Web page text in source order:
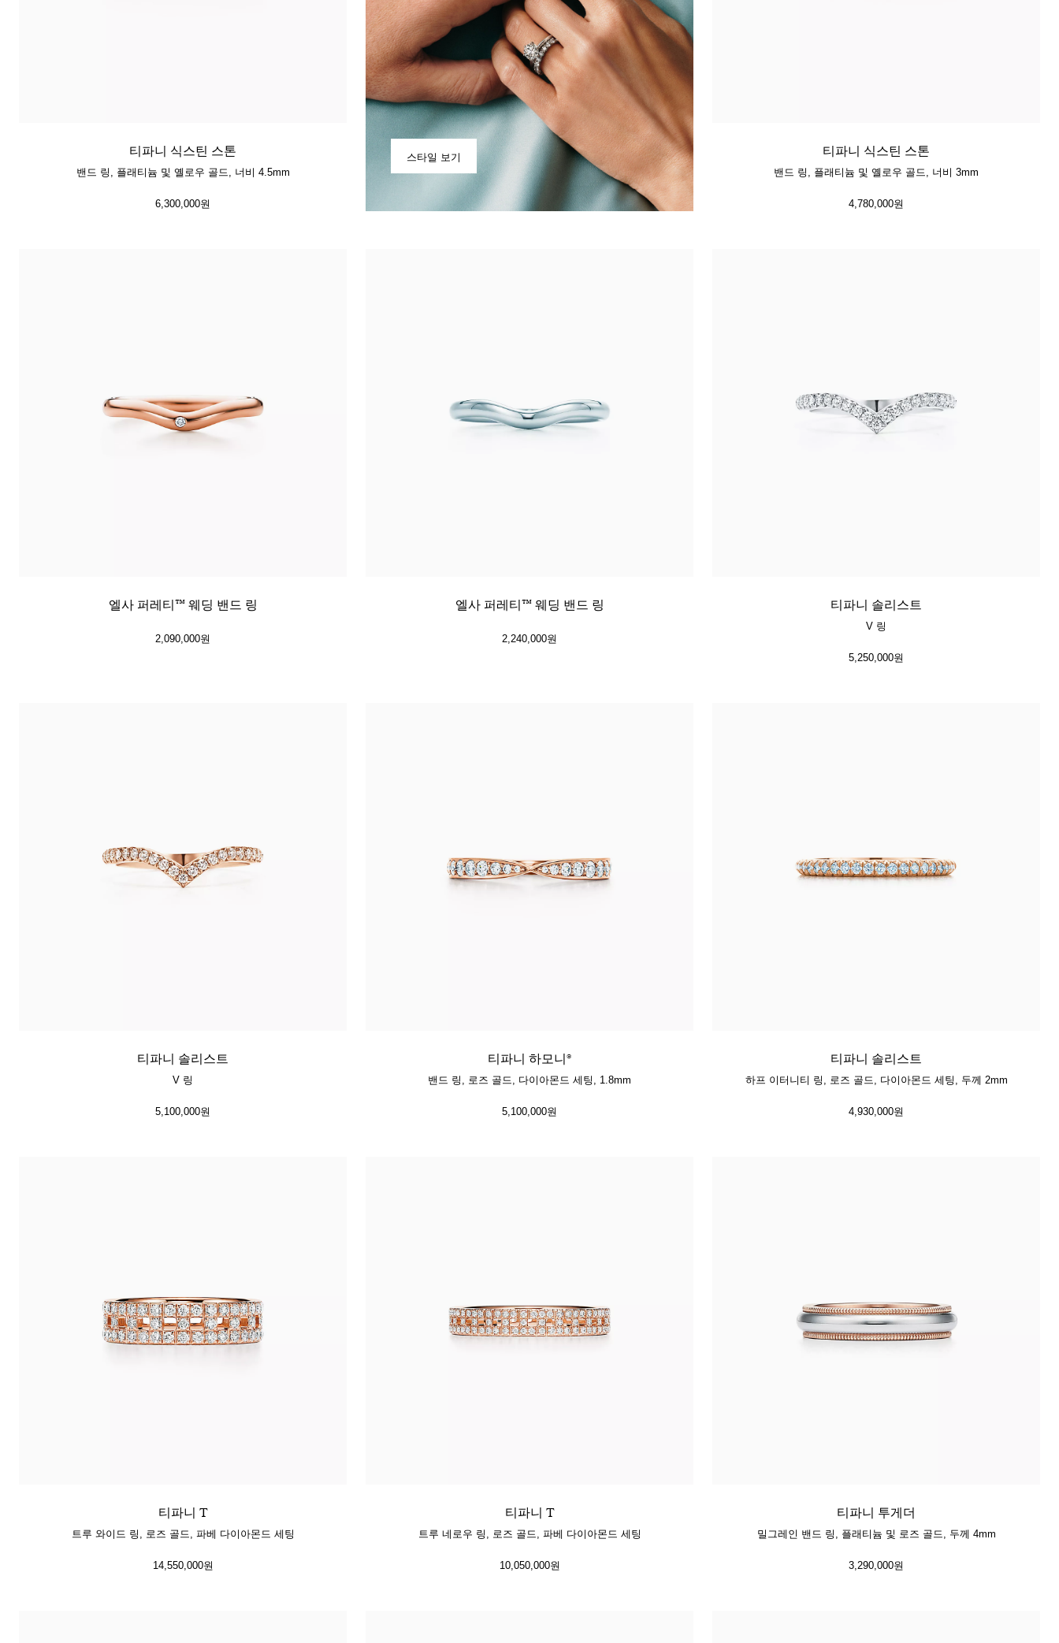
티파니 식스틴 스톤
밴드 링, 플래티늄 및 옐로우 골드, 너비 4.5mm
6,300,000원
스타일 보기 티파니 식스틴 스톤
밴드 링, 플래티늄 및 옐로우 골드, 너비 3mm
4,780,000원
엘사 퍼레티™ 웨딩 밴드 링
2,090,000원
엘사 퍼레티™ 웨딩 밴드 링
2,240,000원
티파니 솔리스트
V 링
5,250,000원
티파니 솔리스트
V 링
5,100,000원
티파니 하모니®
밴드 링, 로즈 골드, 다이아몬드 세팅, 1.8mm
5,100,000원
티파니 솔리스트
하프 이터니티 링, 로즈 골드, 다이아몬드 세팅, 두께 2mm
4,930,000원
티파니 T
트루 와이드 링, 로즈 골드, 파베 다이아몬드 세팅
14,550,000원
티파니 T
트루 네로우 링, 로즈 골드, 파베 다이아몬드 세팅
10,050,000원
티파니 투게더
밀그레인 밴드 링, 플래티늄 및 로즈 골드, 두께 4mm
3,290,000원